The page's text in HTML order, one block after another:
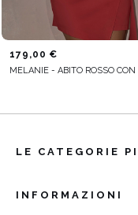
179,00 €
LE CATEGORIE
INFORMAZIONI